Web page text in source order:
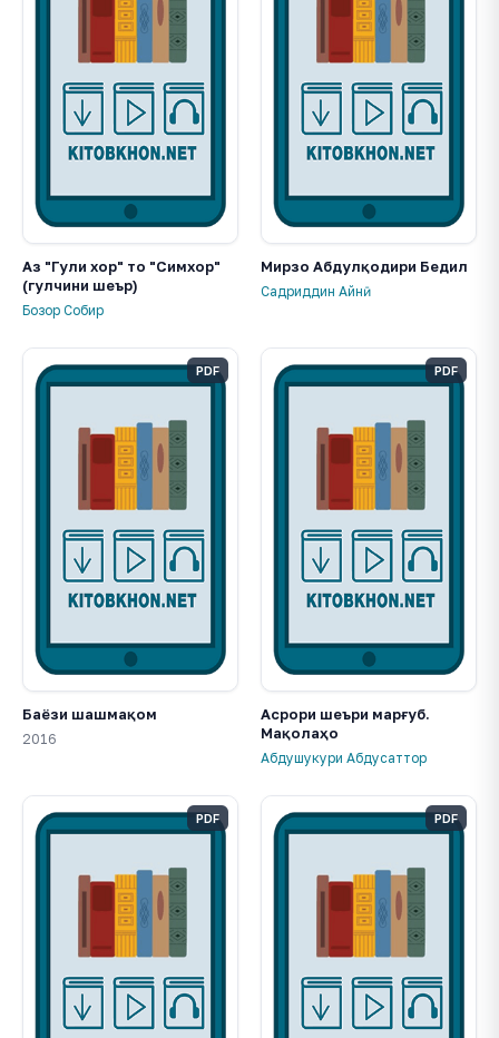
Аз "Гули хор" то "Симхор"
(гулчини шеър)
Бозор Собир
Мирзо Абдулқодири Бедил
Садриддин Айнӣ
PDF
Баёзи шашмақом
2016
PDF
Асрори шеъри марғуб.
Мақолаҳо
Абдушукури Абдусаттор
PDF PDF